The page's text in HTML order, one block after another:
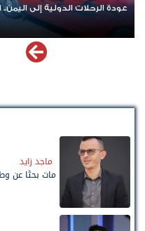
عودة الرحلات الدولية إلى
ماجد زايد
مات بحثًا عن